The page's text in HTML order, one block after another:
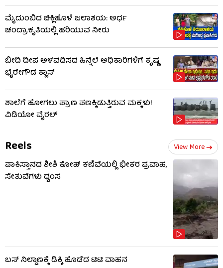
ಮೈದುಂಬಿದ ಚಿಕ್ಲಿಹೊಳೆ ಜಲಾಶಯ: ಅರ್ಧ
ಚಂದ್ರಾಕೃತಿಯಲ್ಲಿ ಹರಿಯುವ ನೀರು
ಬೀದಿ ದೀಪ ಅಳವಡಿಸದ ಹಿನ್ನೆಲೆ ಅಧಿಕಾರಿಗಳಿಗೆ ಕೃಷ್ಣ
ಭೈರೇಗೌಡ ಕ್ಲಾಸ್​​
ಶಾಲೆಗೆ ಹೋಗಲು ಪ್ರಾಣ ಪಣಕ್ಕಿಡುತ್ತಿರುವ ಮಕ್ಕಳು!
ವಿಡಿಯೋ ವೈರಲ್
Reels View More
ಪಾಕಿಸ್ತಾನದ ಶೀಶಿ ಕೋಹ್ ಕಣಿವೆಯಲ್ಲಿ ಭೀಕರ ಪ್ರವಾಹ,
ಸೇತುವೆಗಳು ಧ್ವಂಸ
ಬಸ್​​ ನಿಲ್ದಾಣಕ್ಕೆ ಡಿಕ್ಕಿ ಹೊಡೆದ ಟಿಟಿ ವಾಹನ